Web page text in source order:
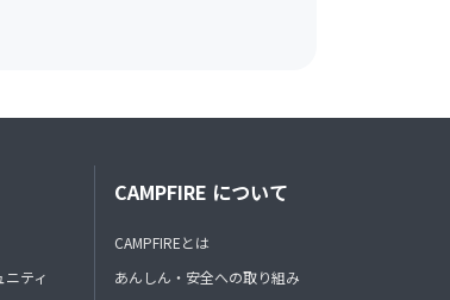
ニティ
CAMPFIRE について
CAMPFIREとは
あんしん・安全への取り組み